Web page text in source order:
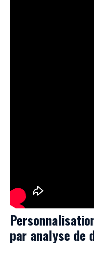
par analyse de